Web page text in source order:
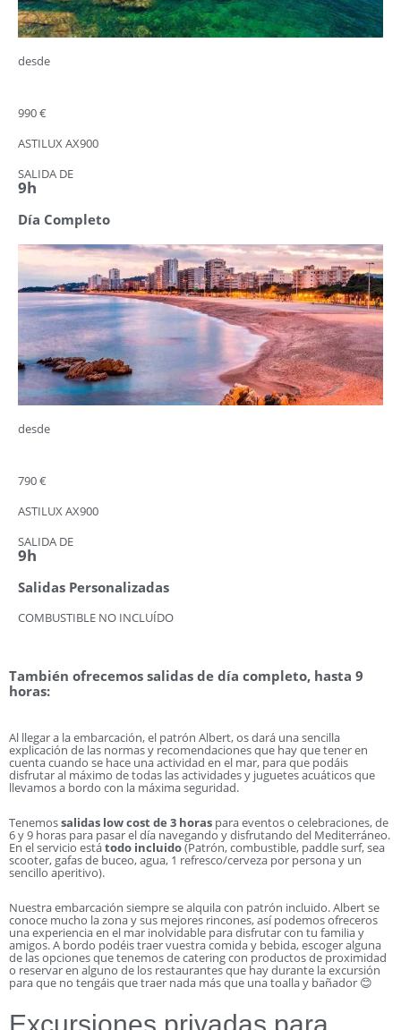
desde
990 €
ASTILUX AX900
SALIDA DE
9h
Día Completo
desde
790 €
ASTILUX AX900
SALIDA DE
9h
Salidas Personalizadas
COMBUSTIBLE NO INCLUÍDO
También ofrecemos salidas de día completo, hasta 9
horas:
Al llegar a la embarcación, el patrón Albert, os dará una sencilla
explicación de las normas y recomendaciones que hay que tener en
cuenta cuando se hace una actividad en el mar, para que podáis
disfrutar al máximo de todas las actividades y juguetes acuáticos que
llevamos a bordo con la máxima seguridad.
Tenemossalidas low cost de 3 horas para eventos o celebraciones, de
6 y 9 horas para pasar el día navegando y disfrutando del Mediterráneo.
En el servicio estátodo incluido(Patrón, combustible, paddle surf, sea
scooter, gafas de buceo, agua, 1 refresco/cerveza por persona y un
sencillo aperitivo).
Nuestra embarcación siempre se alquila con patrón incluido. Albert se
conoce mucho la zona y sus mejores rincones, así podemos ofreceros
una experiencia en el mar inolvidable para disfrutar con tu familia y
amigos. A bordo podéis traer vuestra comida y bebida, escoger alguna
de las opciones que tenemos de catering con productos de proximidad
o reservar en alguno de los restaurantes que hay durante la excursión
para que no tengáis que traer nada más que una toalla y bañador 😊
Excursiones privadas para